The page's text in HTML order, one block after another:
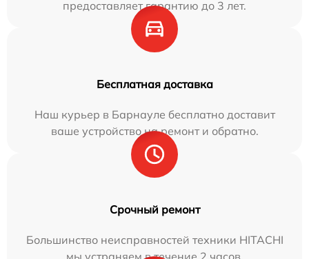
предоставляет гарантию до 3 лет.
Бесплатная доставка
Наш курьер в Барнауле бесплатно доставит
ваше устройство на ремонт и обратно.
Срочный ремонт
Большинство неисправностей техники HITACHI
мы устраняем в течение 2 часов.